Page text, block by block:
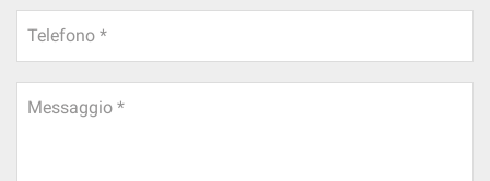
Telefono *
Messaggio *